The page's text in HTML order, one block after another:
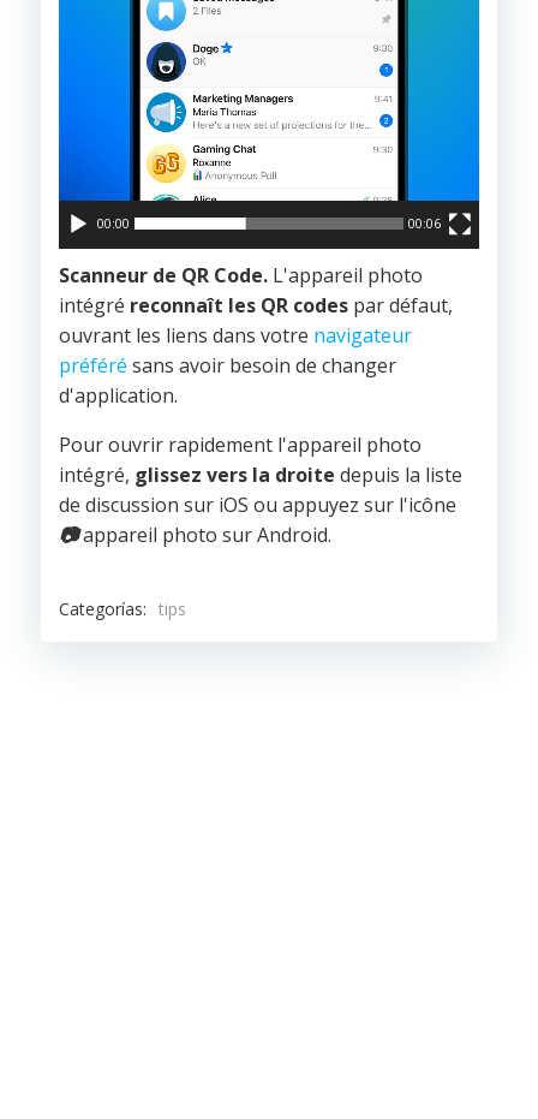
00:00 00:06
Scanneur de QR Code. L'appareil photo
intégré reconnaît les QR codes par défaut,
ouvrant les liens dans votre navigateur
préféré sans avoir besoin de changer
d'application.
Pour ouvrir rapidement l'appareil photo
intégré, glissez vers la droite depuis la liste
de discussion sur iOS ou appuyez sur l'icône
📷appareil photo sur Android.
Categorías: tips